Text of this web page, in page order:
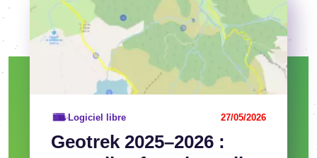
Geotrek 2025–2026 :
Logiciel libre 27/05/2026